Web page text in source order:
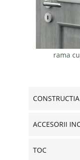
rama
ACCESORII
TOC